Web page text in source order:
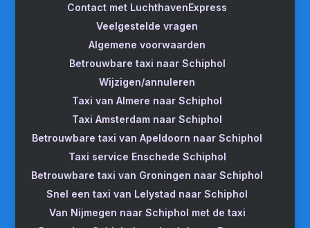
Contact met LuchthavenExpress
Veelgestelde vragen
Algemene voorwaarden
Betrouwbare taxi naar Schiphol
Wijzigen/annuleren
Taxi van Almere naar Schiphol
Taxi Amsterdam naar Schiphol
Betrouwbare taxi van Apeldoorn naar Schiphol
Taxi service Enschede Schiphol
Betrouwbare taxi van Groningen naar Schiphol
Snel een taxi van Lelystad naar Schiphol
Van Nijmegen naar Schiphol met de taxi